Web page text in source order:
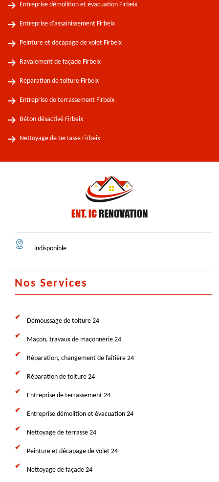
Entreprise démolition et évacuation Firbeix
Entreprise d'assainissement Firbeix
Peinture et décapage de volet Firbeix
Ravalement de façade Firbeix
Réparation de toiture Firbeix
Entreprise de terrassement Firbeix
Béton désactivé Firbeix
Nettoyage de terrasse Firbeix
indisponible
Nos Services
Démoussage de toiture 24
Maçon, travaux de maçonnerie 24
Réparation, changement de faîtière 24
Réparation de toiture 24
Entreprise de terrassement 24
Entreprise démolition et évacuation 24
Nettoyage de terrasse 24
Peinture et décapage de volet 24
Nettoyage de façade 24